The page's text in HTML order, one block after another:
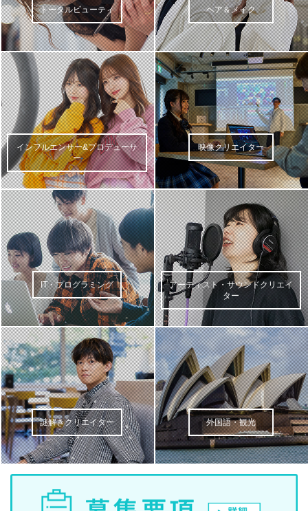
トータルビューティ ヘア＆メイク
インフルエンサー&プロデューサ
ー
映像クリエイター
IT・プログラミング
アーティスト・サウンドクリエイ
ター
謎解きクリエイター 外国語・観光